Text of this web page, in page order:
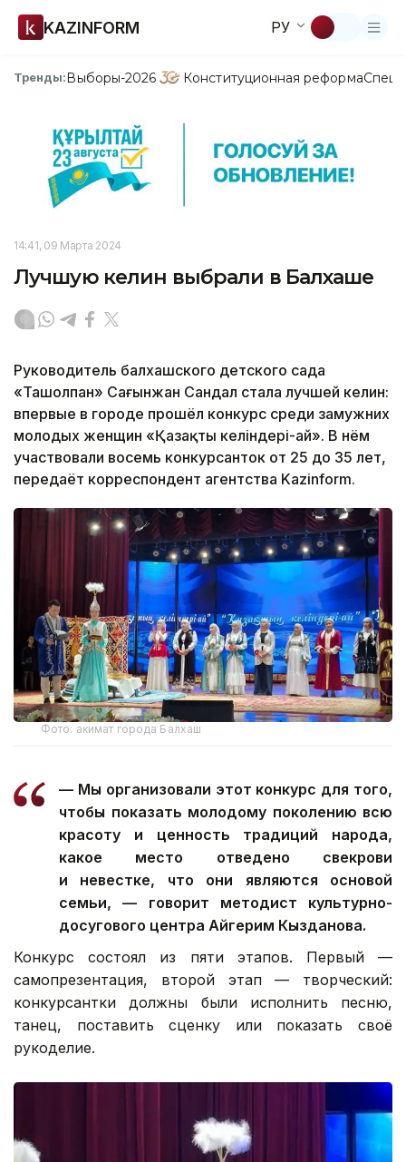
KAZINFORM РУ
Тренды:Выборы-2026 Конституционная реформа
14:41, 09 Марта 2024
Лучшую келин выбрали в Балхаше
Руководитель балхашского детского сада
«Таңшолпан» Сағынжан Сандал стала лучшей келин:
впервые в городе прошёл конкурс среди замужних
молодых женщин «Қазақтың келіндері-ай». В нём
участвовали восемь конкурсанток от 25 до 35 лет,
передаёт корреспондент агентства Kazinform.
Фото: акимат города Балхаш
— Мы организовали этот конкурс для того,
чтобы показать молодому поколению всю
красоту и ценность традиций народа,
какое место отведено свекрови
и невестке, что они являются основой
семьи, — говорит методист культурно-
досугового центра Айгерим Кызданова.
Конкурс состоял из пяти этапов. Первый —
самопрезентация, второй этап — творческий:
конкурсантки должны были исполнить песню,
танец, поставить сценку или показать своё
рукоделие.